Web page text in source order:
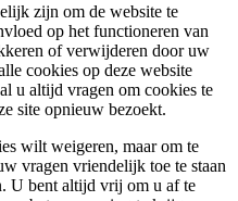
zijn om de website te
op het functioneren van
of verwijderen door uw
cookies op deze website
u altijd vragen om cookies te
site opnieuw bezoekt.
wilt weigeren, maar om te
vragen vriendelijk toe te staan
U bent altijd vrij om u af te